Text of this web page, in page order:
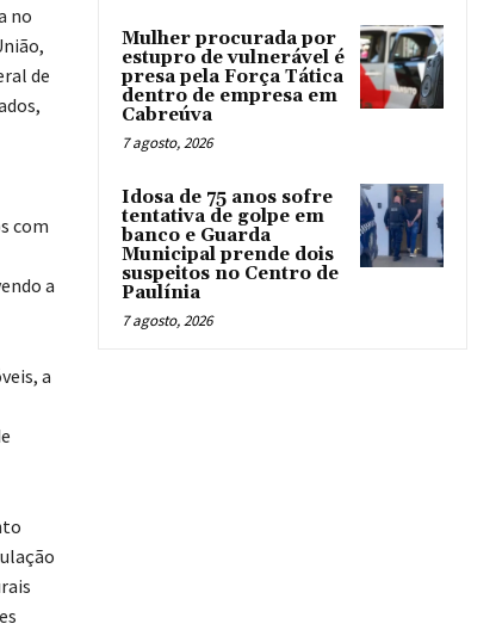
no
de
com
a
a
Mulher procurada por
estupro de vulnerável é
presa pela Força Tática
dentro de empresa em
Cabreúva
7 agosto, 2026
Idosa de 75 anos sofre
tentativa de golpe em
banco e Guarda
Municipal prende dois
suspeitos no Centro de
Paulínia
7 agosto, 2026